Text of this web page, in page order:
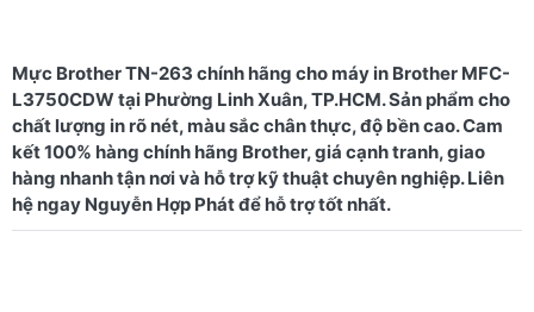
Mực Brother TN-263 chính hãng cho máy in Brother MFC-
L3750CDW tại Phường Linh Xuân, TP.HCM. Sản phẩm cho
chất lượng in rõ nét, màu sắc chân thực, độ bền cao. Cam
kết 100% hàng chính hãng Brother, giá cạnh tranh, giao
hàng nhanh tận nơi và hỗ trợ kỹ thuật chuyên nghiệp. Liên